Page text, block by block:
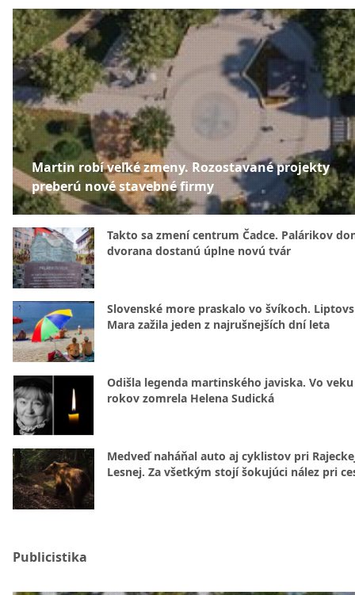
Martin robí veľké zmeny. Rozostavané projekty
preberú nové stavebné firmy
Takto sa zmení centrum Čadce. Palárikov
dvorana dostanú úplne novú tvár
Slovenské more praskalo vo švíkoch.
Mara zažila jeden z najrušnejších dní leta
Odišla legenda martinského javiska. Vo veku
rokov zomrela Helena Sudická
Medveď naháňal auto aj cyklistov pri
Lesnej. Za všetkým stojí šokujúci nález pri
Publicistika